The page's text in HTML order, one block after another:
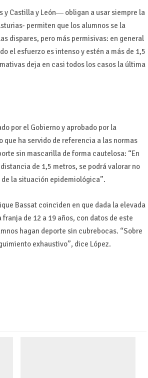
Castilla y León― obligan a usar siempre la
permiten que los alumnos se la
dispares, pero más permisivas: en general
el esfuerzo es intenso y estén a más de 1,5
deja en casi todos los casos la última
por el Gobierno y aprobado por la
ha servido de referencia a las normas
sin mascarilla de forma cautelosa: “En
de 1,5 metros, se podrá valorar no
la situación epidemiológica”.
Bassat coinciden en que dada la elevada
de 12 a 19 años, con datos de este
hagan deporte sin cubrebocas. “Sobre
exhaustivo”, dice López.